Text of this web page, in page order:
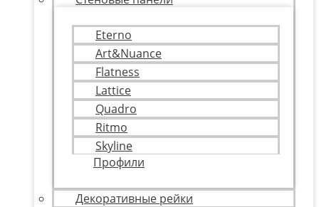
Eterno
Art&Nuance
Flatness
Lattice
Quadro
Ritmo
Skyline
Профили
Декоративные рейки